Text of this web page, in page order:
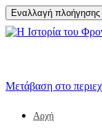
Εναλλαγή πλοήγησης
Μετάβαση στο
Αρχή